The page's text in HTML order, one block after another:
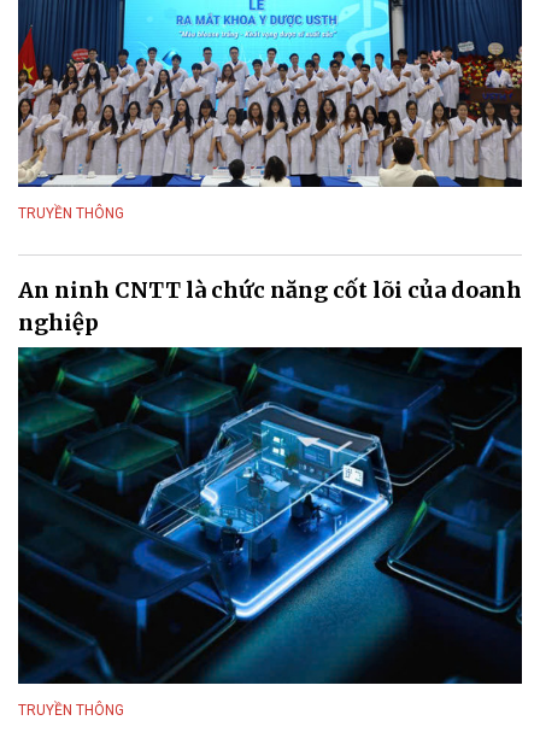
TRUYỀN THÔNG
An ninh CNTT là chức năng cốt lõi của doanh
nghiệp
TRUYỀN THÔNG